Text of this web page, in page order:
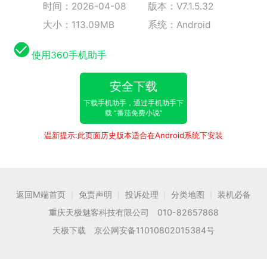
时间：2026-04-08
版本：V7.1.5.32
大小：113.09MB
系统：Android
使用360手机助手
安全下载
下载手机助手，通过手机助手下
载 “番茄免费小说”
温新提示:此页面历史版本适合在Android系统下安装
返回M端首页 免责声明 投诉处理 分类地图
装机必备
重庆天极魅客科技有限公司 010-82657868
天极下载 京公网安备11010802015384号